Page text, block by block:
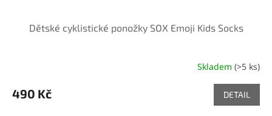
Dětské cyklistické ponožky SOX Emoji Kids Socks
Skladem (>5 ks)
490 Kč DETAIL